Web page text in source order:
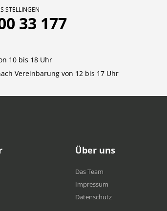
STELLINGEN
33 177
10 bis 18 Uhr
Vereinbarung von 12 bis 17 Uhr
Über uns
Das Team
Impressum
Datenschutz